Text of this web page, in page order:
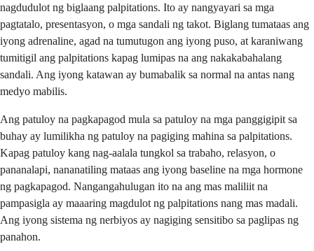
nagdudulot ng biglaang palpitations. Ito ay nangyayari sa mga
pagtatalo, presentasyon, o mga sandali ng takot. Biglang tumataas ang
iyong adrenaline, agad na tumutugon ang iyong puso, at karaniwang
tumitigil ang palpitations kapag lumipas na ang nakakabahalang
sandali. Ang iyong katawan ay bumabalik sa normal na antas nang
medyo mabilis.
Ang patuloy na pagkapagod mula sa patuloy na mga panggigipit sa
buhay ay lumilikha ng patuloy na pagiging mahina sa palpitations.
Kapag patuloy kang nag-aalala tungkol sa trabaho, relasyon, o
pananalapi, nananatiling mataas ang iyong baseline na mga hormone
ng pagkapagod. Nangangahulugan ito na ang mas maliliit na
pampasigla ay maaaring magdulot ng palpitations nang mas madali.
Ang iyong sistema ng nerbiyos ay nagiging sensitibo sa paglipas ng
panahon.